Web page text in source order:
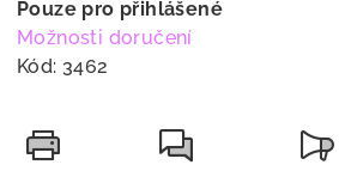
Pouze pro přihlášené
Možnosti doručení
Kód: 3462